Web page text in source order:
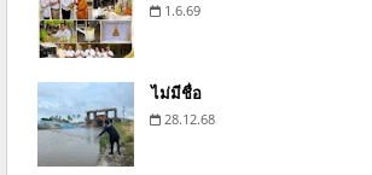
1.6.69
ไม่มีชื่อ
28.12.68